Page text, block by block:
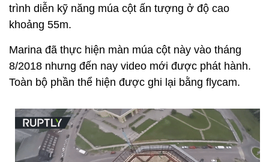
trình diễn kỹ năng múa cột ấn tượng ở độ cao
khoảng 55m.
Marina đã thực hiện màn múa cột này vào tháng
8/2018 nhưng đến nay video mới được phát hành.
Toàn bộ phần thể hiện được ghi lại bằng flycam.